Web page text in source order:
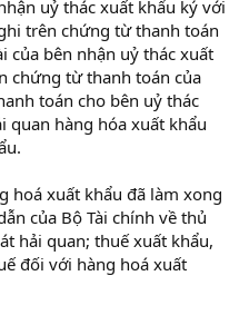
uỷ thác xuất khẩu ký với
trên chứng từ thanh toán
của bên nhận uỷ thác xuất
chứng từ thanh toán của
toán cho bên uỷ thác
quan hàng hóa xuất khẩu
hoá xuất khẩu đã làm xong
của Bộ Tài chính về thủ
hải quan; thuế xuất khẩu,
đối với hàng hoá xuất